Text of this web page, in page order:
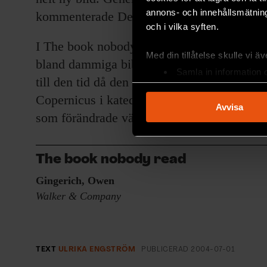
annons- och
och i vilka syften.
Med din tillåtelse skulle vi
Samla in information
Identifiera din enhet
Ta reda på mer om hur
Vi använder
sociala medier och
Avvisa
kommenterade De Revolutionibus flitigt,
I The book nobody read får läsaren följa
bland dammiga bibliotek och på
till den tid då den unge matematikern
Copernicus i katedralen i Frombork, och
som förändrade världen.
The book nobody read
Gingerich, Owen
Walker & Company
TEXT ULRIKA ENGSTRÖM PUBLICERAD 2004-07-01